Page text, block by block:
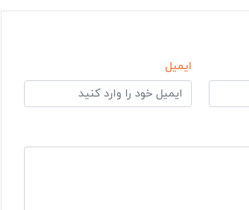
ایمیل